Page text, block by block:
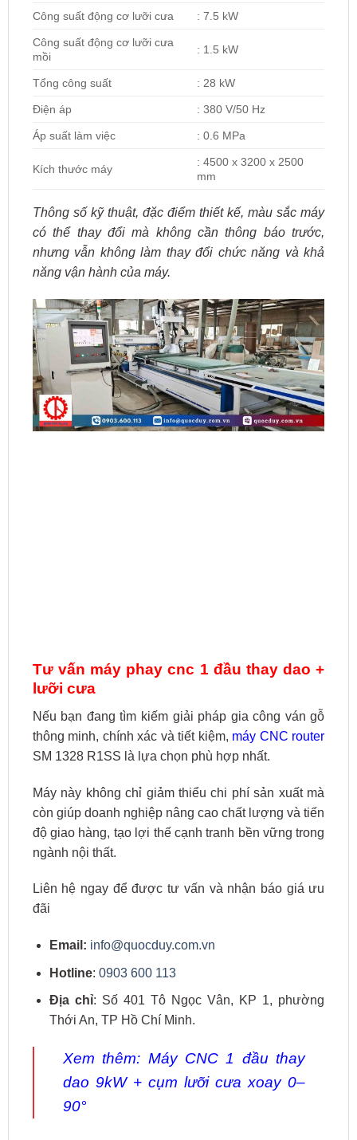
Công suất động cơ lưỡi cưa : 7.5 kW
Công suất động cơ lưỡi cưa
mồi
: 1.5 kW
Tổng công suất : 28 kW
Điện áp : 380 V/50 Hz
Áp suất làm việc : 0.6 MPa
Kích thước máy
: 4500 x 3200 x 2500
mm
Thông số kỹ thuật, đặc điểm thiết kế, màu sắc máy
có thể thay đổi mà không cần thông báo trước,
nhưng vẫn không làm thay đổi chức năng và khả
năng vận hành của máy.
Tư vấn máy phay cnc 1 đầu thay dao +
lưỡi cưa
Nếu bạn đang tìm kiếm giải pháp gia công ván gỗ
thông minh, chính xác và tiết kiệm, máy CNC router
SM 1328 R1SS là lựa chọn phù hợp nhất.
Máy này không chỉ giảm thiểu chi phí sản xuất mà
còn giúp doanh nghiệp nâng cao chất lượng và tiến
độ giao hàng, tạo lợi thế cạnh tranh bền vững trong
ngành nội thất.
Liên hệ ngay để được tư vấn và nhận báo giá ưu
đãi
Email: info@quocduy.com.vn
Hotline: 0903 600 113
Địa chỉ: Số 401 Tô Ngọc Vân, KP 1, phường
Thới An, TP Hồ Chí Minh.
Xem thêm: Máy CNC 1 đầu thay
dao 9kW + cụm lưỡi cưa xoay 0–
90°